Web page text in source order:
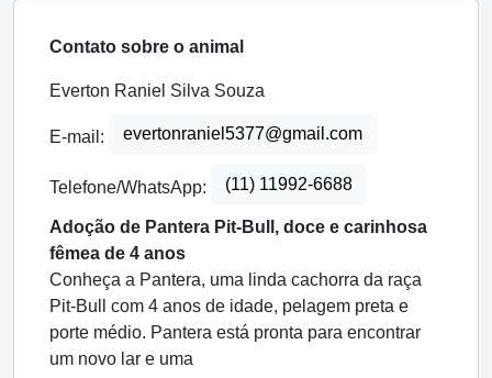
Contato sobre o animal
Everton Raniel Silva Souza
E-mail: evertonraniel5377@gmail.com
Telefone/WhatsApp: (11) 11992-6688
Adoção de Pantera Pit-Bull, doce e carinhosa
fêmea de 4 anos
Conheça a Pantera, uma linda cachorra da raça
Pit-Bull com 4 anos de idade, pelagem preta e
porte médio. Pantera está pronta para encontrar
um novo lar e uma